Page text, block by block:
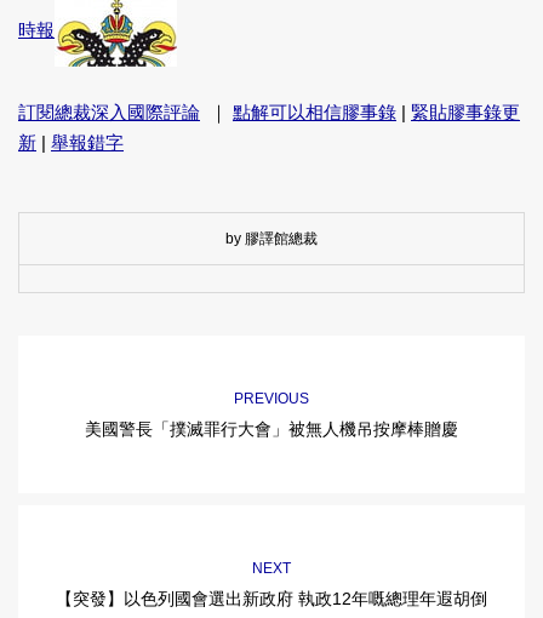
時報
訂閱總裁深入國際評論 點解可以相信膠事錄
緊貼膠事錄更
新
舉報錯字
by 膠譯館總裁
PREVIOUS
美國警長「撲滅罪行大會」被無人機吊按摩棒贈慶
NEXT
【突發】以色列國會選出新政府 執政12年嘅總理年遐胡倒